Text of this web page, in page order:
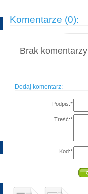
Komentarze (0):
Brak
Dodaj komentarz:
Podpis:*
Treść:*
Kod:*